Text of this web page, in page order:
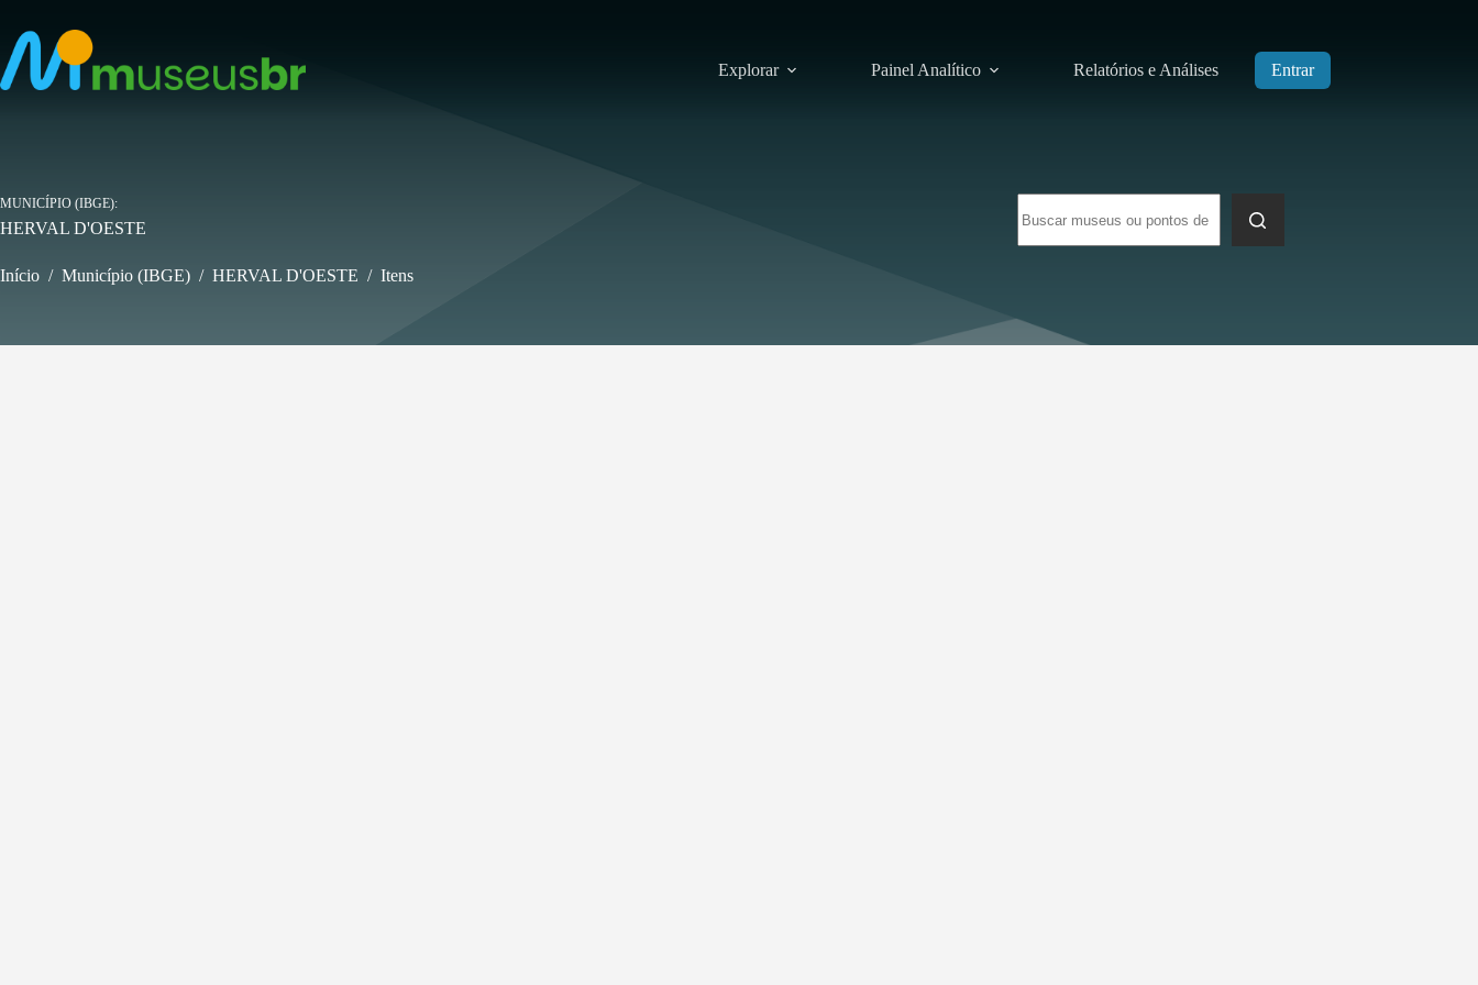
para
conteúdo
Explorar Painel Analítico Relatórios e Análises Entrar
resultados
MUNICÍPIO (IBGE)
HERVAL D'OESTE
Início / Município (IBGE) / HERVAL D'OESTE / Itens